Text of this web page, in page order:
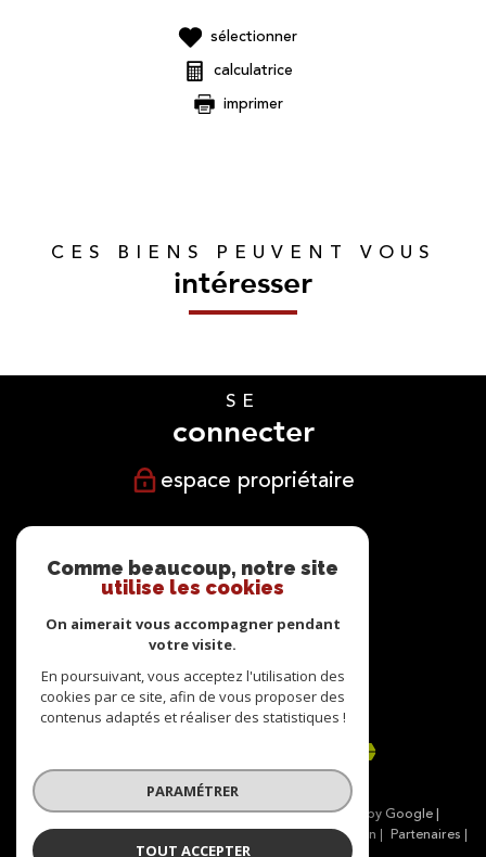
sélectionner
calculatrice
imprimer
CES BIENS PEUVENT VOUS
intéresser
SE
connecter
espace propriétaire
suivre
NOUS
adhérons
© 2026 | Tous droits réservés | Traduction powered by Google |
Nos honoraires
Plan du site Mentions légales Admin
Partenaires
Comme beaucoup, notre site
utilise les cookies
On aimerait vous accompagner pendant
votre visite.
En poursuivant, vous acceptez l'utilisation des
cookies par ce site, afin de vous proposer des
contenus adaptés et réaliser des statistiques !
PARAMÉTRER
TOUT ACCEPTER